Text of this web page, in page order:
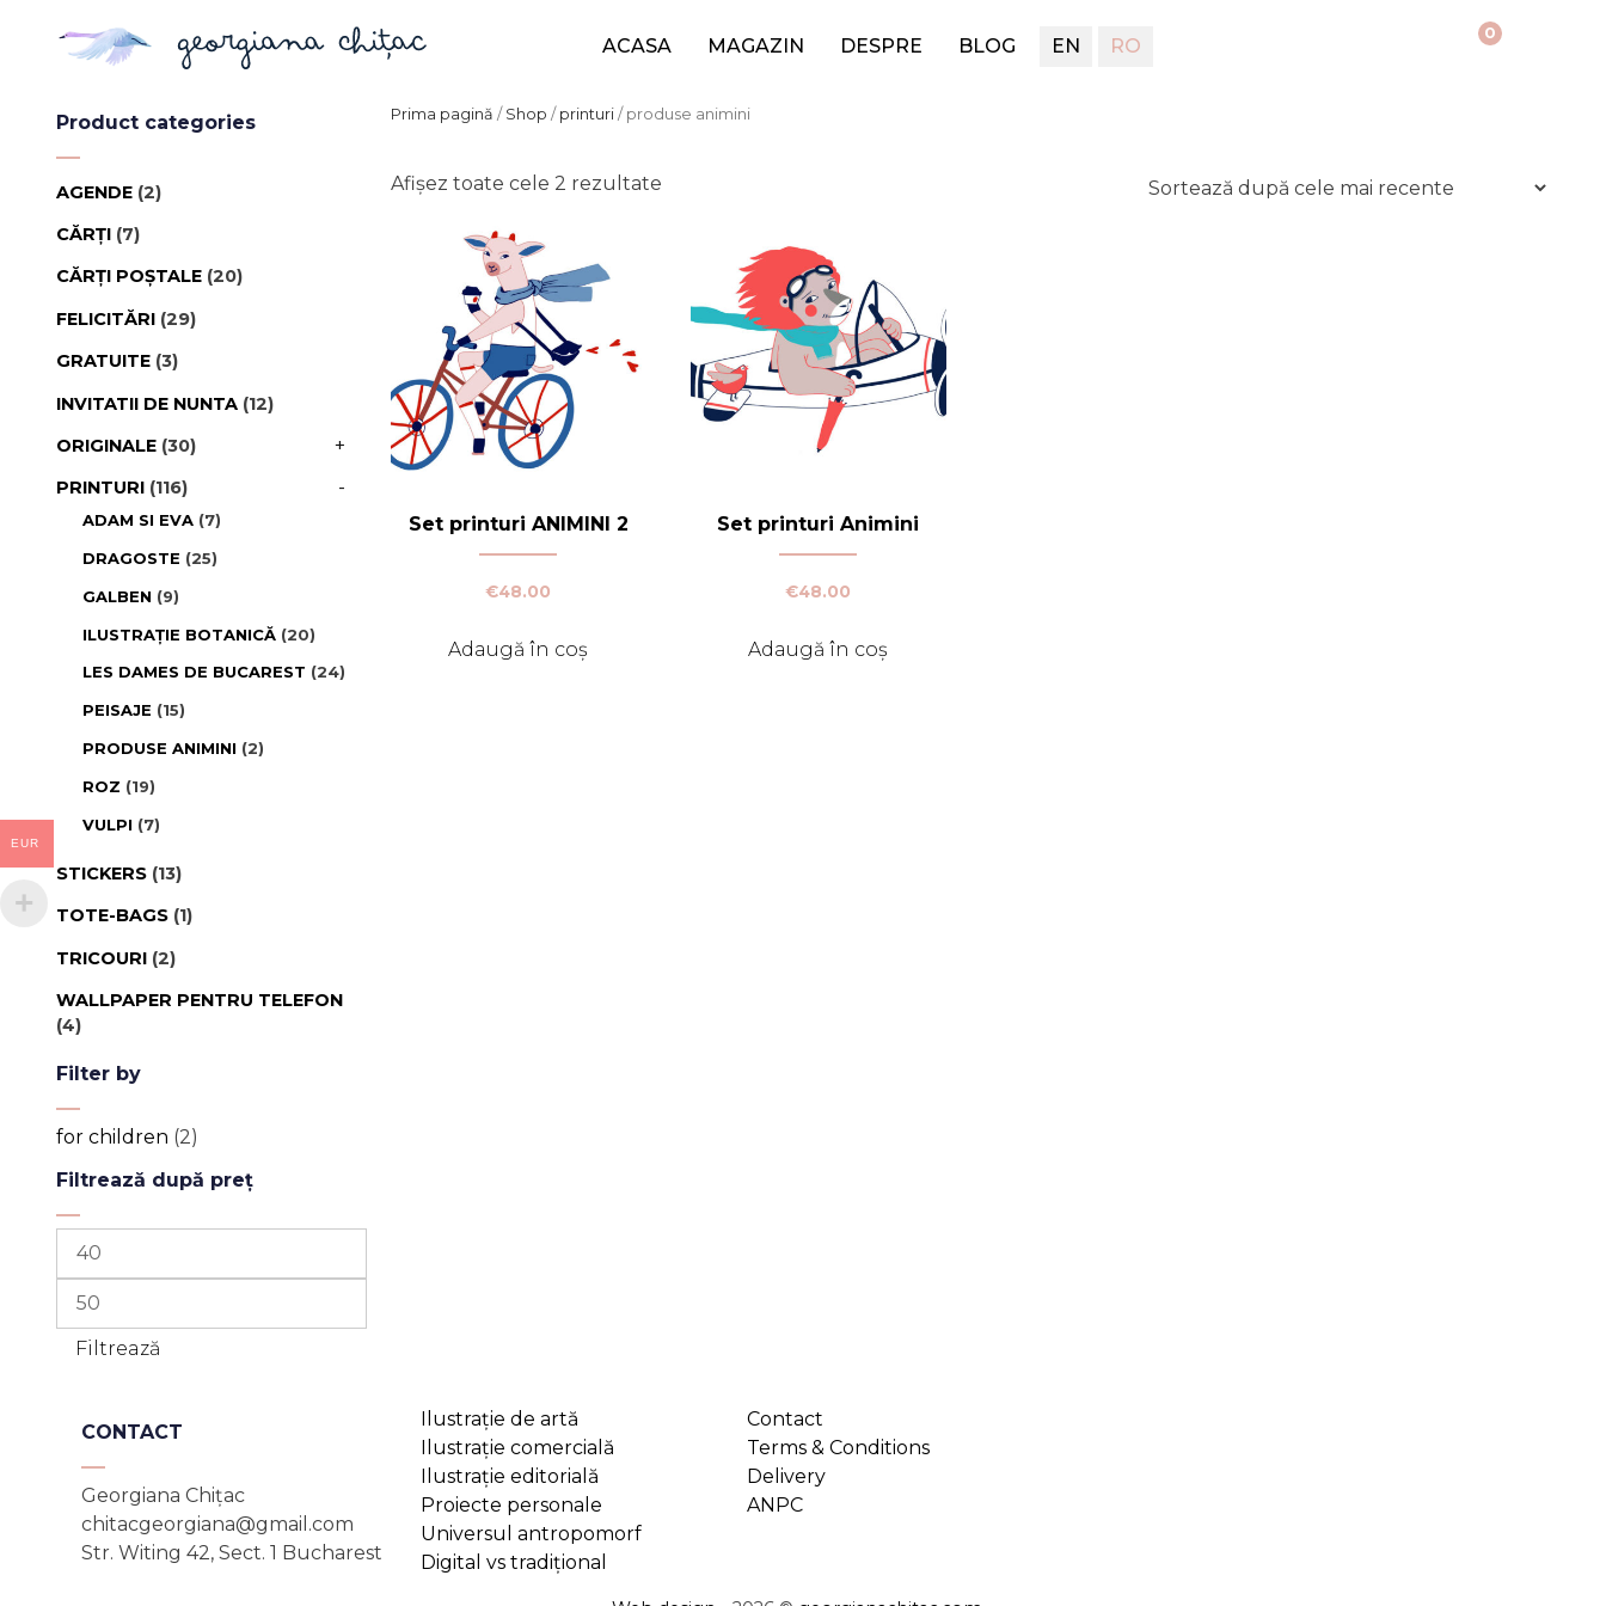
ACASA MAGAZIN DESPRE BLOG EN RO
0
Prima pagină / Shop / printuri / produse animini
Afișez toate cele 2 rezultate
recente
Set printuri ANIMINI 2
€48.00
Adaugă în coș
Set printuri Animini
€48.00
Adaugă în coș
Product categories
AGENDE (2)
CĂRȚI (7)
CĂRȚI POȘTALE (20)
FELICITĂRI (29)
GRATUITE (3)
INVITATII DE NUNTA (12)
ORIGINALE (30)
LA COMANDĂ
+
PRINTURI (116)
ADAM SI EVA (7)
DRAGOSTE (25)
GALBEN (9)
ILUSTRAȚIE BOTANICĂ (20)
LES DAMES DE BUCAREST (24)
PEISAJE (15)
PRODUSE ANIMINI (2)
ROZ (19)
VULPI (7)
-
STICKERS (13)
TOTE-BAGS (1)
TRICOURI (2)
WALLPAPER PENTRU TELEFON
(4)
Filter by
for children (2)
Filtrează după preț
Preț
minim
Preț
maxim
Filtrează
CONTACT
Georgiana Chițac
chitacgeorgiana@gmail.com
Str. Witing 42, Sect. 1 Bucharest
Ilustrație de artă
Ilustrație comercială
Ilustrație editorială
Proiecte personale
Universul antropomorf
Digital vs tradițional
Contact
Terms & Conditions
Delivery
ANPC
EUR